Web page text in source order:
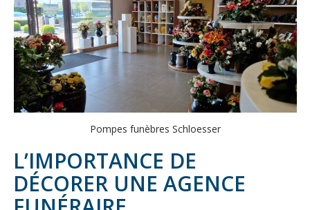
Pompes funèbres Schloesser
L’IMPORTANCE DE
DÉCORER UNE AGENCE